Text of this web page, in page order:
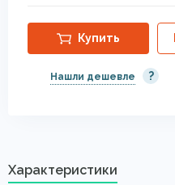
Купить
Нашли дешевле ?
Характеристики